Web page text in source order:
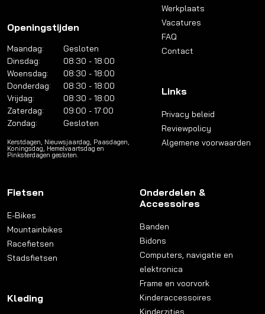
Openingstijden
Maandag:
Gesloten
Dinsdag:
08:30 - 18:00
Woensdag:
08:30 - 18:00
Donderdag:
08:30 - 18:00
Vrijdag:
08:30 - 18:00
Zaterdag:
09:00 - 17:00
Zondag:
Gesloten
Kerstdagen, Nieuwsjaardag, Paasdagen,
Koningsdag, Hemelvaartsdag en
Pinksterdagen gesloten.
Werkplaats
Vacatures
FAQ
Contact
Links
Privacy beleid
Reviewpolicy
Algemene voorwaarden
Fietsen
E-Bikes
Mountainbikes
Racefietsen
Stadsfietsen
Kleding
Onderdelen &
Accessoires
Banden
Bidons
Computers, navigatie en
elektronica
Frame en voorvork
Kinderaccessoires
Kinderzitjes